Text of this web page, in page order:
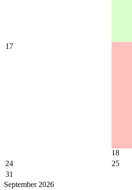
17
18
24 25
31
September 2026